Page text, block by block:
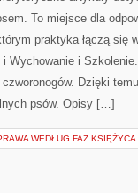
To miejsce dla
praktyka łączą się
Wychowanie i
Dzięki
psów. Opisy […]
WEDŁUG FAZ KSIĘŻYCA